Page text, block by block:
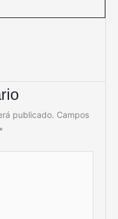
publicado. Campos
*